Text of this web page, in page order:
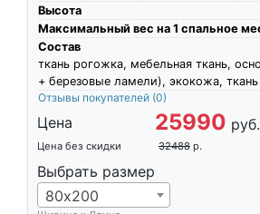
Высота
Максимальный вес на 1 спальное
Состав
ткань рогожка, мебельная ткань,
+ березовые ламели), экокожа,
Отзывы покупателей (0)
Цена 25990 руб.
Цена без скидки 32488 р.
Выбрать размер
80х200